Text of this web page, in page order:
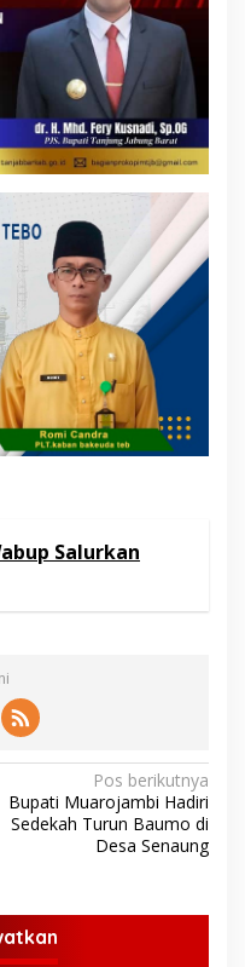
Salurkan
Pos berikutnya
Bupati Muarojambi Hadiri
Sedekah Turun Baumo di
Desa Senaung